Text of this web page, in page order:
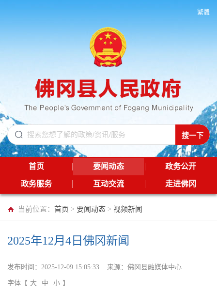
繁體
首页 要闻动态 政务公开
政务服务 互动交流 走进佛冈
当前位置： 首页 > 要闻动态 > 视频新闻
2025年12月4日佛冈新闻
发布时间： 2025-12-09 15:05:33 来源： 佛冈县融媒体中心
字体 【 大 中 小 】